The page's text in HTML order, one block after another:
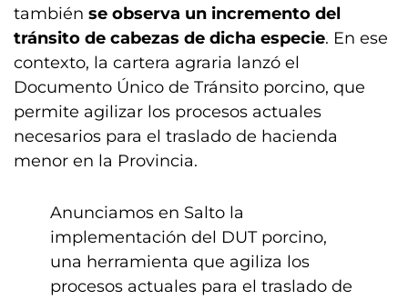
también se observa un incremento del
tránsito de cabezas de dicha especie. En ese
contexto, la cartera agraria lanzó el
Documento Único de Tránsito porcino, que
permite agilizar los procesos actuales
necesarios para el traslado de hacienda
menor en la Provincia.
Anunciamos en Salto la
implementación del DUT porcino,
una herramienta que agiliza los
procesos actuales para el traslado de